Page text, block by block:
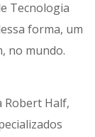
Tecnologia
forma, um
no mundo.
Robert Half,